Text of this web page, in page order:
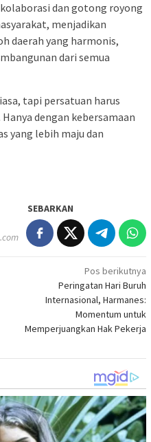
dan gotong royong
menjadikan
daerah yang harmonis,
dari semua
tapi persatuan harus
dengan kebersamaan
yang lebih maju dan
SEBARKAN
Pos berikutnya
Peringatan Hari Buruh
Internasional, Harmanes:
Momentum untuk
Memperjuangkan Hak Pekerja